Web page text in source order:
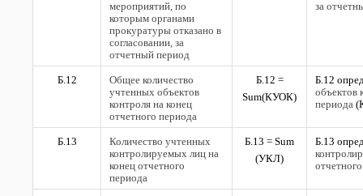
мероприятий, по
которым органами
прокуратуры отказано в
согласовании, за
отчетный период
за
Б.12
Общее количество
учтенных объектов
контроля на конец
отчетного периода
Б.12 =
Sum(КУОК)
Б.12
объектов
периода
Б.13
Количество учтенных
контролируемых лиц на
конец отчетного
периода
Б.13 = Sum
(УКЛ)
Б.13